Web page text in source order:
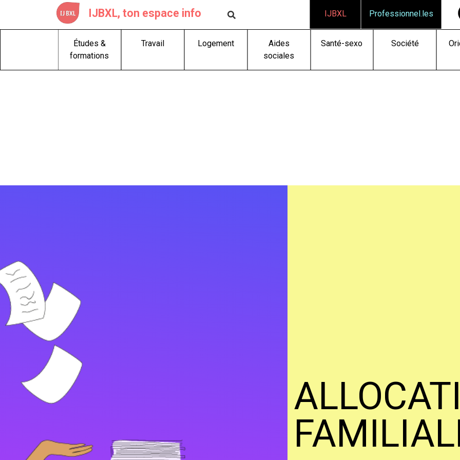
content
IJBXL, ton espace info IJBXL Professionnel.les
Études &
formations
Travail Logement
Aides
sociales
Santé-sexo Société